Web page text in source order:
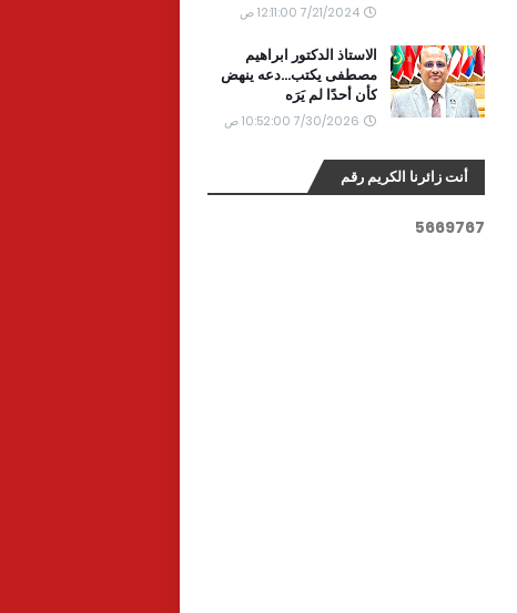
7/21/2024 12:11:00 ص
الاستاذ الدكتور ابراهيم
مصطفى يكتب...دعه ينهض
كأن أحدًا لم يَرَه
7/30/2026 10:52:00 ص
أنت زائرنا الكريم رقم
5669767